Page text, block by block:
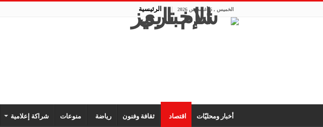
الخميس , 6 أغسطس 2026 الرئيسية
أخبار ومحليّات اقتصاد ثقافة وفنون رياضة منوعات شراكة إعلامية